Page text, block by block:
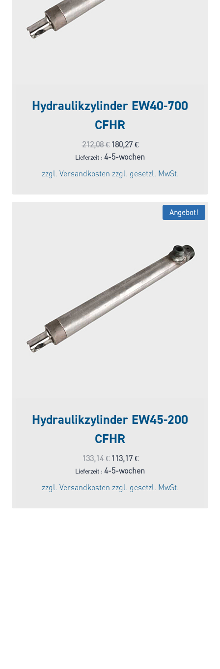
Hydraulikzylinder EW40-700
CFHR
212,08€ Ursprünglicher
Preis
war:
212,08 €
180,27 €Aktueller
Preis
Lieferzeit : 4-5-wochen
zzgl. Versandkosten zzgl. gesetzl. MwSt.
Angebot!
Hydraulikzylinder EW45-200
CFHR
133,14€ Ursprünglicher
Preis
war:
133,14 €
113,17 €Aktueller
Preis
Lieferzeit : 4-5-wochen
zzgl. Versandkosten zzgl. gesetzl. MwSt.